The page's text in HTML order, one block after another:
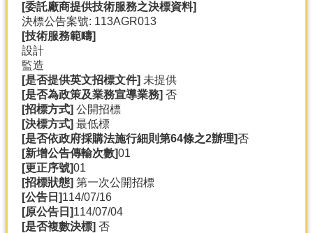
[委託廠商提供技術服務之決標資料]
決標公告案號: 113AGR013
[技術服務範疇]
設計
監造
[是否提供英文招標文件] 未提供
[是否為政策及業務宣導業務] 否
[招標方式] 公開招標
[決標方式] 最低標
[是否依政府採購法施行細則第64條之2辦理]否
[新增公告傳輸次數]01
[更正序號]01
[招標狀態] 第一次公開招標
[公告日]114/07/16
[原公告日]114/07/04
[是否複數決標] 否